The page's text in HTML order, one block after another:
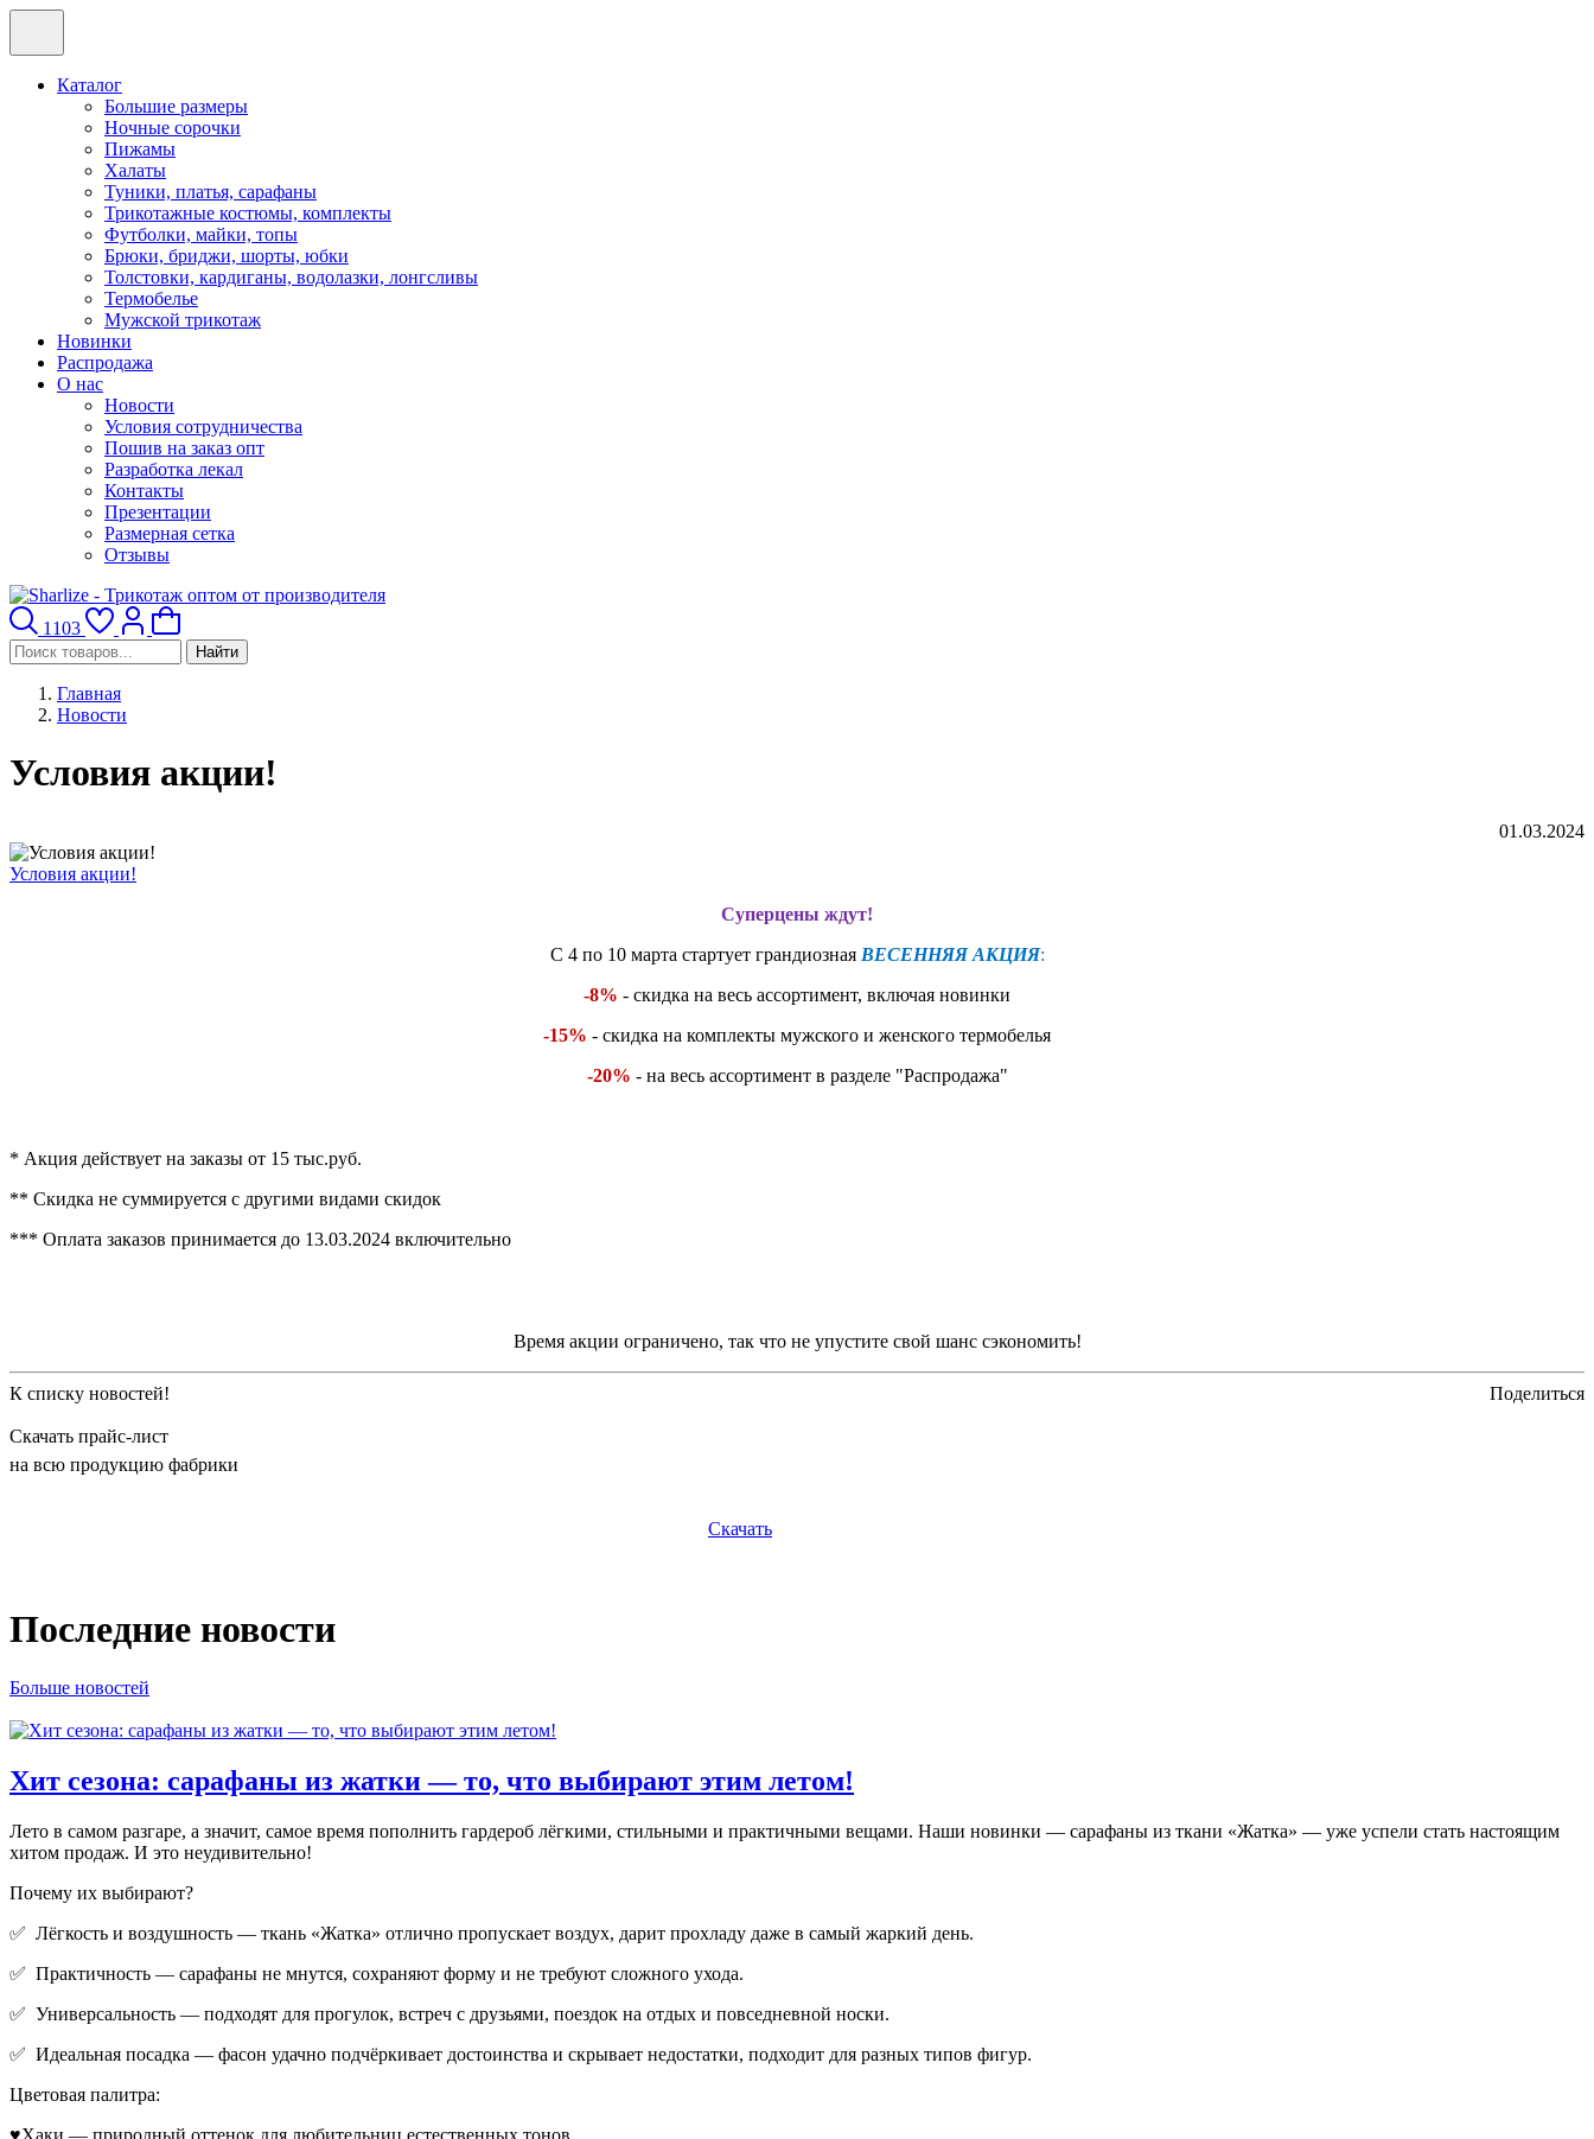
Каталог
Большие размеры
Ночные сорочки
Пижамы
Халаты
Туники, платья, сарафаны
Трикотажные костюмы, комплекты
Футболки, майки, топы
Брюки, бриджи, шорты, юбки
Толстовки, кардиганы, водолазки, лонгсливы
Термобелье
Мужской трикотаж
Новинки
Распродажа
О нас
Новости
Условия сотрудничества
Пошив на заказ опт
Разработка лекал
Контакты
Презентации
Размерная сетка
Отзывы
1103
Найти
Главная
Новости
Условия акции!
01.03.2024
Условия акции!
Суперцены ждут!
С 4 по 10 марта стартует грандиозная ВЕСЕННЯЯ АКЦИЯ:
-8% - скидка на весь ассортимент, включая новинки
-15% - скидка на комплекты мужского и женского термобелья
-20% - на весь ассортимент в разделе "Распродажа"
* Акция действует на заказы от 15 тыс.руб.
** Скидка не суммируется с другими видами скидок
*** Оплата заказов принимается до 13.03.2024 включительно
Время акции ограничено, так что не упустите свой шанс сэкономить!
К списку новостей! Поделиться
Скачать прайс-лист
на всю продукцию фабрики
Скачать
Последние новости
Больше новостей
Хит сезона: сарафаны из жатки — то, что выбирают этим летом!
Лето в самом разгаре, а значит, самое время пополнить гардероб лёгкими, стильными и практичными вещами. Наши новинки — сарафаны из ткани «Жатка» — уже успели стать настоящим
хитом продаж. И это неудивительно!
Почему их выбирают?
✅ Лёгкость и воздушность — ткань «Жатка» отлично пропускает воздух, дарит прохладу даже в самый жаркий день.
✅ Практичность — сарафаны не мнутся, сохраняют форму и не требуют сложного ухода.
✅ Универсальность — подходят для прогулок, встреч с друзьями, поездок на отдых и повседневной носки.
✅ Идеальная посадка — фасон удачно подчёркивает достоинства и скрывает недостатки, подходит для разных типов фигур.
Цветовая палитра:
♥Хаки — природный оттенок для любительниц естественных тонов.